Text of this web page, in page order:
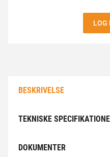
LOG
BESKRIVELSE
TEKNISKE
DOKUMENTER